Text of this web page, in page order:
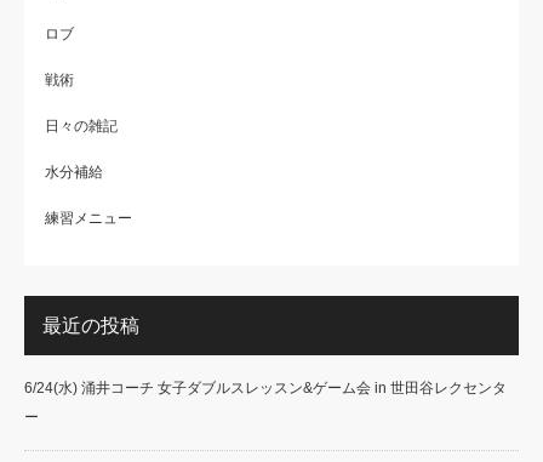
ロブ
戦術
日々の雑記
水分補給
練習メニュー
最近の投稿
6/24(水) 涌井コーチ 女子ダブルスレッスン&ゲーム会 in 世田谷レクセンタ
ー